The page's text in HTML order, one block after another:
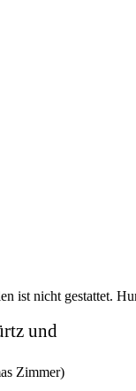
ist nicht gestattet.
Zimmer)